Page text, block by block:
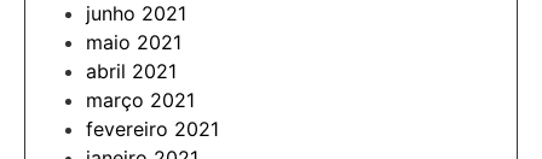
junho 2021
maio 2021
abril 2021
março 2021
fevereiro 2021